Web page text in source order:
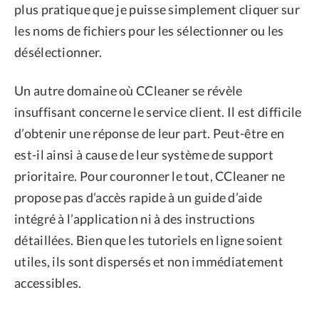
plus pratique que je puisse simplement cliquer sur
les noms de fichiers pour les sélectionner ou les
désélectionner.
Un autre domaine où CCleaner se révèle
insuffisant concerne le service client. Il est difficile
d’obtenir une réponse de leur part. Peut-être en
est-il ainsi à cause de leur système de support
prioritaire. Pour couronner le tout, CCleaner ne
propose pas d’accès rapide à un guide d’aide
intégré à l’application ni à des instructions
détaillées. Bien que les tutoriels en ligne soient
utiles, ils sont dispersés et non immédiatement
accessibles.